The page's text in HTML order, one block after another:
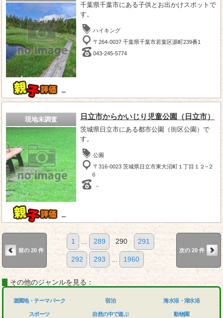
－
千葉県千葉市にある子供とお出かけスポットで
す。
ハイキング
〒264-0037 千葉県千葉市若葉区源町239番1
043-245-5774
現地未調査
－
日立市からかいじり児童公園（日立市）
茨城県日立市にある都市公園（街区公園）で
す。
公園
〒316-0023 茨城県日立市東大沼町１丁目１２−２
６
－
前の 20 件
1 ... 289 290 291
292 293 ... 1960
次の 20 件
その他のジャンルを見る：
遊園地・テーマパーク
スポーツ
宿泊
自然の中で遊ぶ
海水浴・湖水浴
動物園